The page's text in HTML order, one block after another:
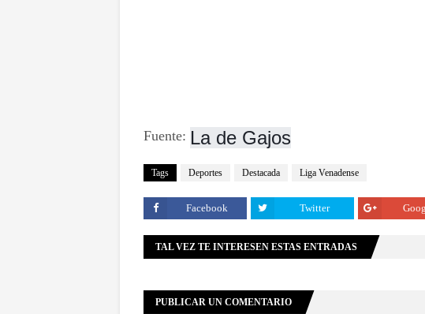
Fuente: La de Gajos
Tags Deportes Destacada Liga Venadense
Facebook Twitter
TAL VEZ TE INTERESEN ESTAS ENTRADAS
PUBLICAR UN COMENTARIO